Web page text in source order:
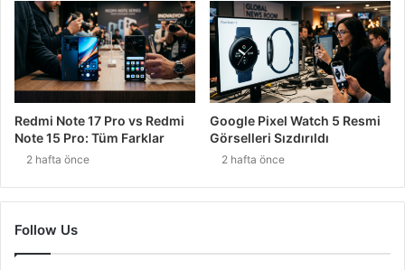
Redmi Note 17 Pro vs Redmi
Note 15 Pro: Tüm Farklar
2 hafta önce
Google Pixel Watch 5 Resmi
Görselleri Sızdırıldı
2 hafta önce
Follow Us